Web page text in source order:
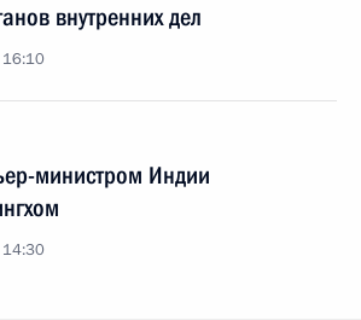
внутренних дел
16:10
министром Индии
14:30